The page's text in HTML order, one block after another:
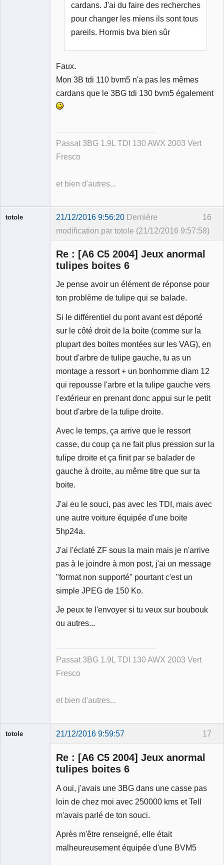
cardans. J'ai du faire des recherches
pour changer les miens ils sont tous
pareils. Hormis bva bien sûr
Faux.
Mon 3B tdi 110 bvm5 n'a pas les mêmes
cardans que le 3BG tdi 130 bvm5 également
Passat 3BG 1.9L TDI 130 AWX 2003 Vert
Fresco
et bien d'autres...
16
totole 21/12/2016 9:56:20 Dernière
modification par totole (21/12/2016 9:57:58)
Re : [A6 C5 2004] Jeux anormal
tulipes boites 6
Je pense avoir un élément de réponse pour
ton problème de tulipe qui se balade.
Si le différentiel du pont avant est déporté
sur le côté droit de la boite (comme sur la
plupart des boites montées sur les VAG), en
bout d'arbre de tulipe gauche, tu as un
montage a ressort + un bonhomme diam 12
qui repousse l'arbre et la tulipe gauche vers
l'extérieur en prenant donc appui sur le petit
bout d'arbre de la tulipe droite.
Avec le temps, ça arrive que le ressort
casse, du coup ça ne fait plus pression sur la
tulipe droite et ça finit par se balader de
gauche à droite, au même titre que sur ta
boite.
J'ai eu le souci, pas avec les TDI, mais avec
une autre voiture équipée d'une boite
5hp24a.
J'ai l'éclaté ZF sous la main mais je n'arrive
pas à le joindre à mon post, j'ai un message
"format non supporté" pourtant c'est un
simple JPEG de 150 Ko.
Je peux te l'envoyer si tu veux sur boubouk
ou autres...
Passat 3BG 1.9L TDI 130 AWX 2003 Vert
Fresco
et bien d'autres...
17
totole 21/12/2016 9:59:57
Re : [A6 C5 2004] Jeux anormal
tulipes boites 6
A oui, j'avais une 3BG dans une casse pas
loin de chez moi avec 250000 kms et Tell
m'avais parlé de ton souci.
Après m'être renseigné, elle était
malheureusement équipée d'une BVM5